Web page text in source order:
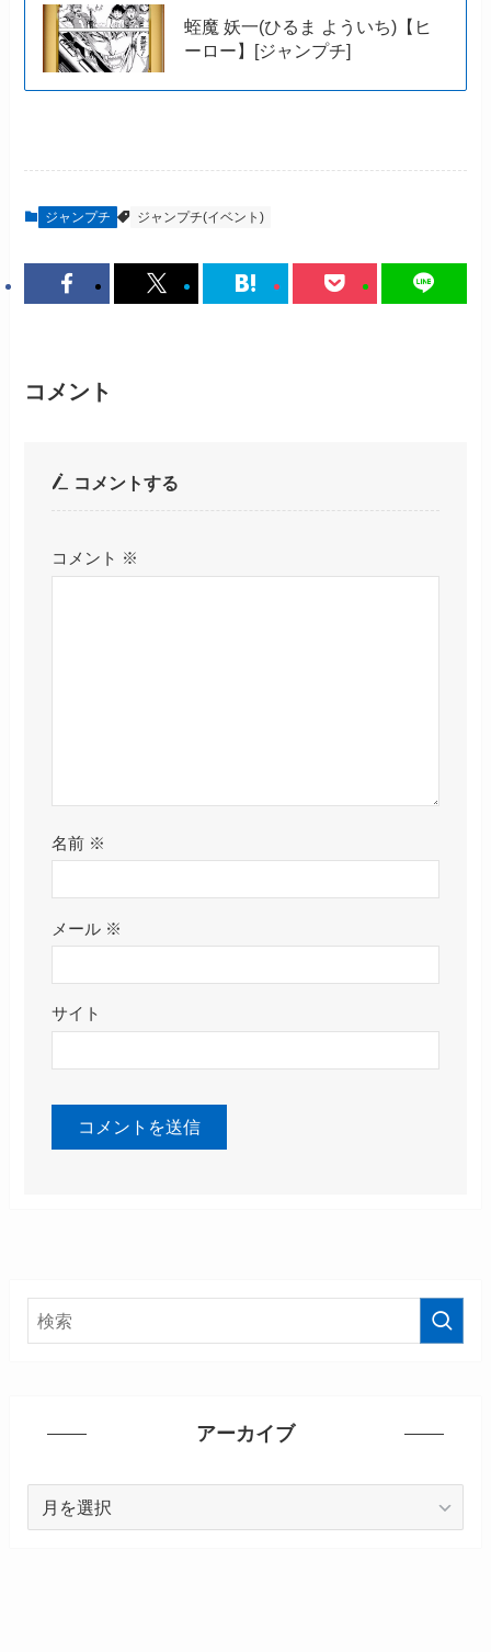
蛭魔 妖一(ひるま よういち)【ヒ
ーロー】[ジャンプチ]
ジャンプチ ジャンプチ(イベント)
コメント
コメントする
コメント ※
名前 ※
メール ※
サイト
アーカイブ